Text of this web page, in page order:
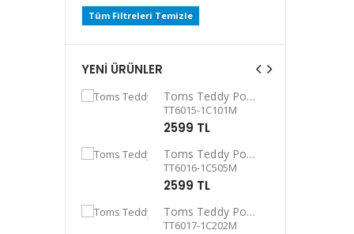
Tüm Filtreleri Temizle
YENİ ÜRÜNLER
Toms Teddy Polarize/UV Güneş Gözlüğü
TT6015-1C101M
2599 TL
Toms Teddy Polarize/UV Güneş Gözlüğü
TT6016-1C505M
2599 TL
Toms Teddy Polarize/UV Güneş Gözlüğü
TT6017-1C202M